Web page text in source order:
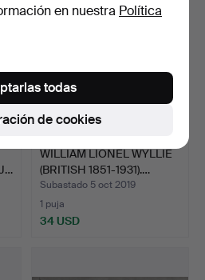
WILLIAM LIONEL WYLLIE
(BRITISH 1851-1931).…
Subastado 5 oct 2019
1 puja
34 USD
en nuestra Política
de cookies
todas